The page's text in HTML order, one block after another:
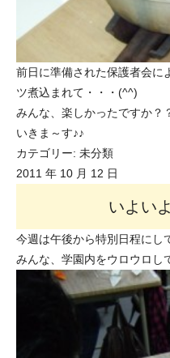
前日に準備された保護者会に
ツ煮込まれて・・・(^^)
みんな、楽しかったですか？
いきま～す♪♪
カテゴリー: 未分類
2011 年 10 月 12 日
いよい
今週は午後から特別日程にし
みんな、学園内をウロウロし